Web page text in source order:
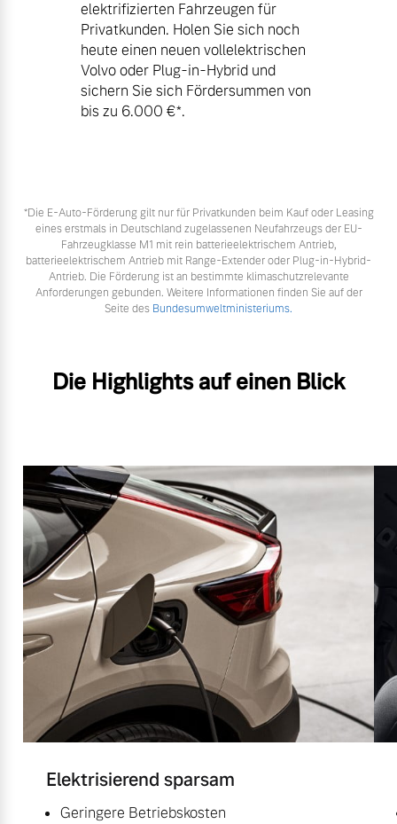
elektrifizierten Fahrzeugen für
Privatkunden. Holen Sie sich noch
heute einen neuen vollelektrischen
Volvo oder Plug-in-Hybrid und
sichern Sie sich Fördersummen von
bis zu 6.000 €⁠*.
*Die E‑Auto-Förderung gilt nur für Privatkunden beim Kauf oder Leasing
eines erstmals in Deutschland zugelassenen Neufahrzeugs der EU-
Fahrzeugklasse M1 mit rein batterieelektrischem Antrieb,
batterieelektrischem Antrieb mit Range-Extender oder Plug-in-Hybrid-
Antrieb. Die Förderung ist an bestimmte klimaschutzrelevante
Anforderungen gebunden. Weitere Informationen finden Sie auf der
Seite des Bundesumweltministeriums.
Die Highlights auf einen Blick
Elektrisierend sparsam
Geringere Betriebskosten